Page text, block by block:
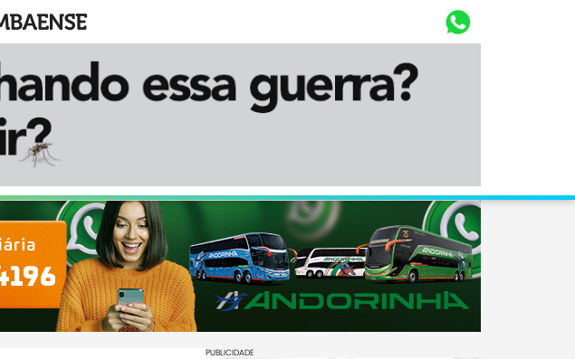
Diário Corumbaense
PUBLICIDADE